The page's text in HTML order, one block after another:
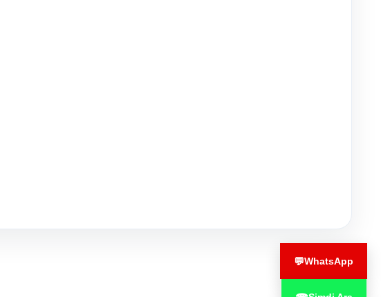
💬WhatsApp